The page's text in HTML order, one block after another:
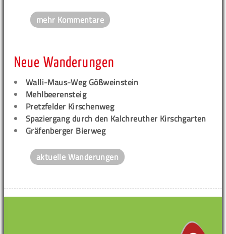
mehr Kommentare
Neue Wanderungen
Walli-Maus-Weg Gößweinstein
Mehlbeerensteig
Pretzfelder Kirschenweg
Spaziergang durch den Kalchreuther Kirschgarten
Gräfenberger Bierweg
aktuelle Wanderungen